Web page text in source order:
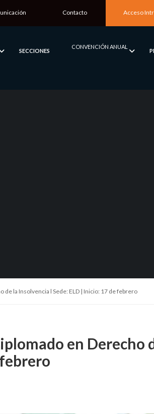
Contacto Acceso
SECCIONES
CONVENCIÓN ANUAL
de la Insolvencia l Sede: ELD | Inicio: 17 de febrero
en Derecho